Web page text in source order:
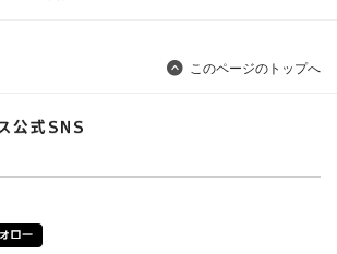
このページのトップへ